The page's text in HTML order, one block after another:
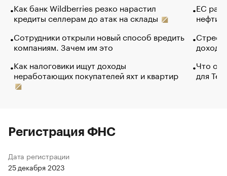
Как банк Wildberries резко нарастил
кредиты селлерам до атак на склады
Сотрудники открыли новый способ вредить
компаниям. Зачем им это
Как налоговики ищут доходы
неработающих покупателей яхт и квартир
ЕС
нефти
Что
для
Регистрация ФНС
Дата регистрации
25 декабря 2023